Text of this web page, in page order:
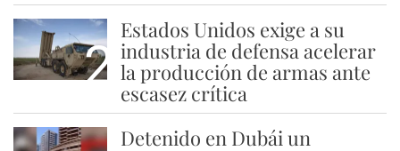
2
Estados Unidos exige a su
industria de defensa acelerar
la producción de armas ante
escasez crítica
Detenido en Dubái un